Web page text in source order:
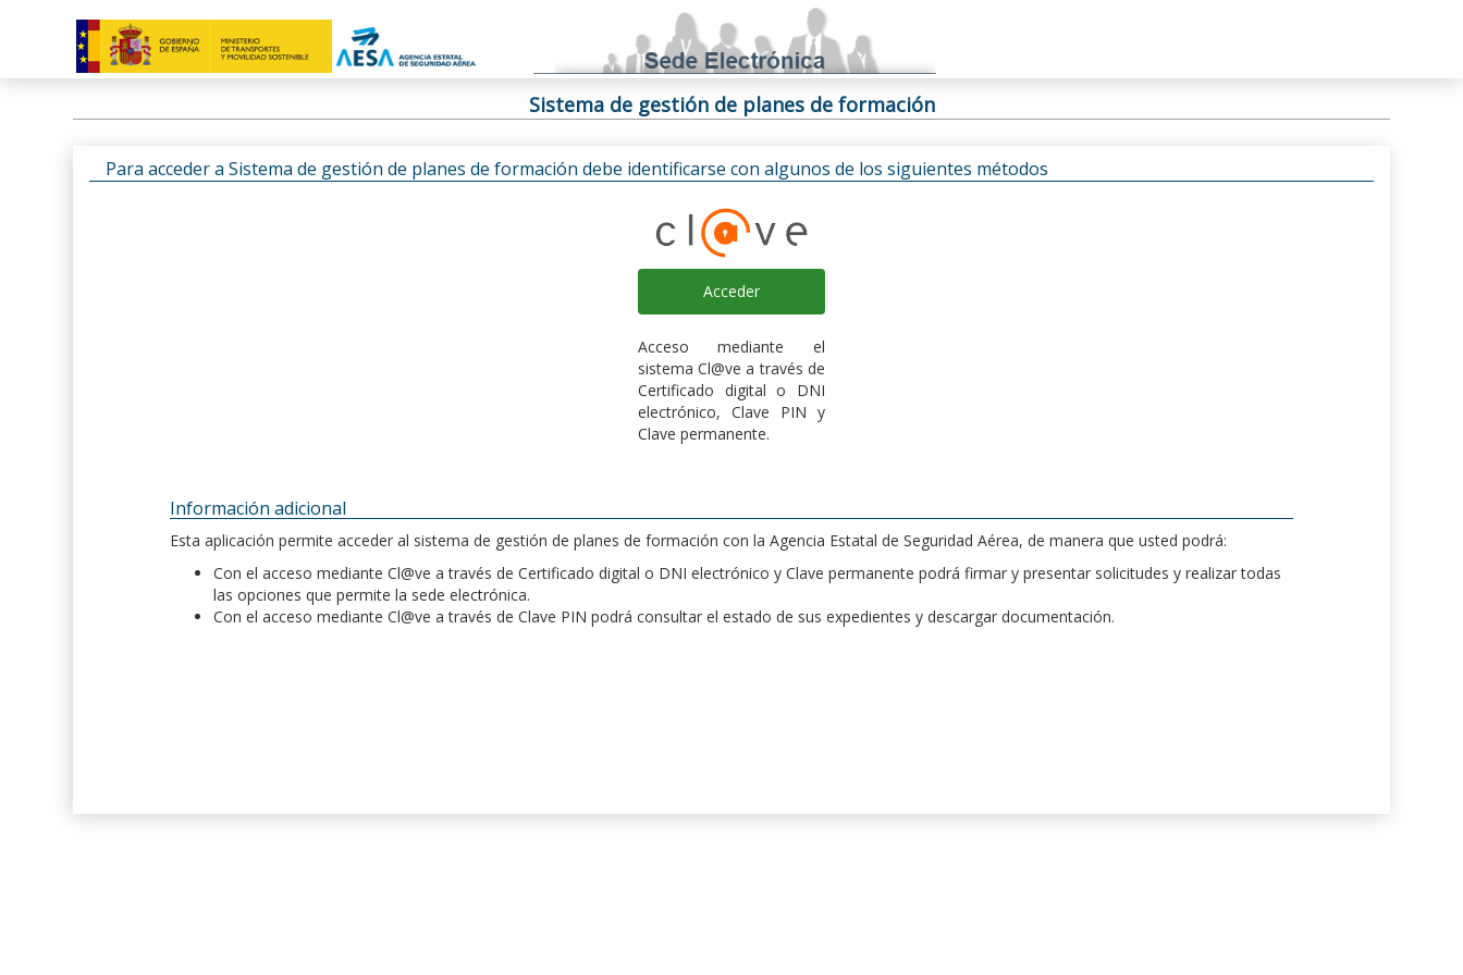
Sistema de gestión de planes de formación
Para acceder a Sistema de gestión de planes de formación debe identificarse con algunos de los siguientes métodos
Acceder
Acceso mediante el
sistema Cl@ve a través de
Certificado digital o DNI
electrónico, Clave PIN y
Clave permanente.
Información adicional
Esta aplicación permite acceder al sistema de gestión de planes de formación con la Agencia Estatal de Seguridad Aérea, de manera que usted podrá:
Con el acceso mediante Cl@ve a través de Certificado digital o DNI electrónico y Clave permanente podrá firmar y presentar solicitudes y realizar todas
las opciones que permite la sede electrónica.
Con el acceso mediante Cl@ve a través de Clave PIN podrá consultar el estado de sus expedientes y descargar documentación.